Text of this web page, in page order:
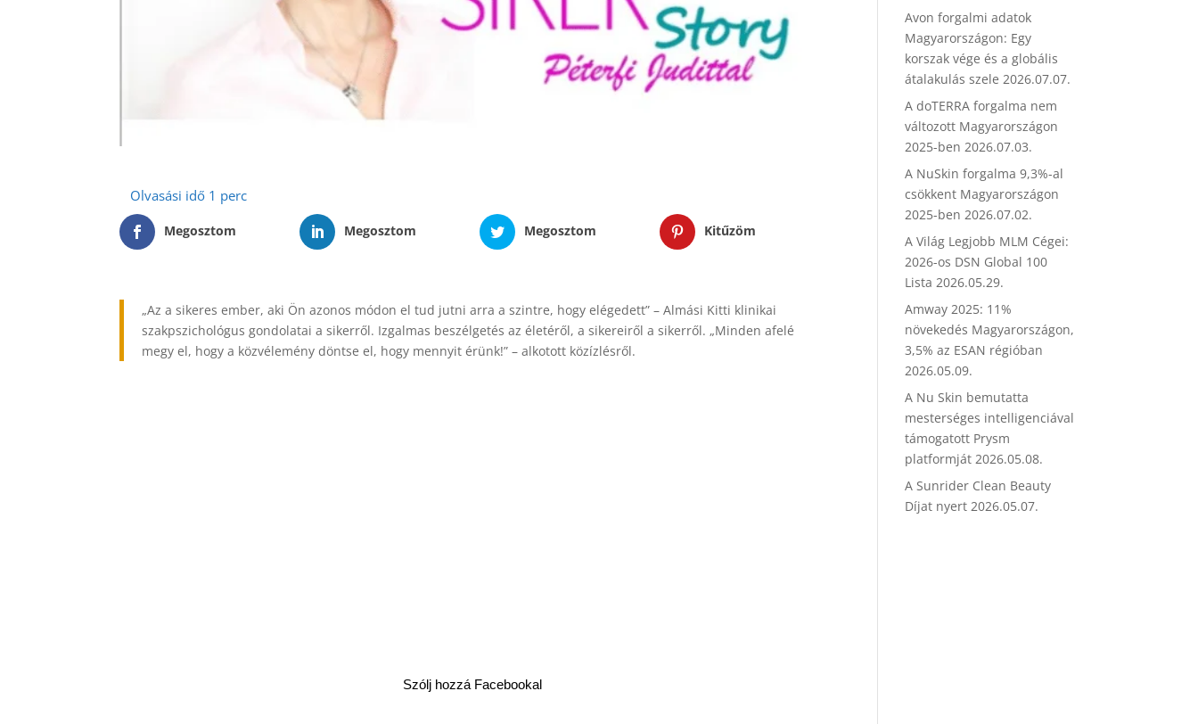
Megosztom Megosztom Megosztom Kitűzöm
„Az a sikeres ember, aki Ön azonos módon el tud jutni arra a szintre, hogy elégedett” – Almási Kitti klinikai
szakpszichológus gondolatai a sikerről. Izgalmas beszélgetés az életéről, a sikereiről a sikerről. „Minden afelé
megy el, hogy a közvélemény döntse el, hogy mennyit érünk!” – alkotott közízlésről.
Szólj hozzá Facebookal
Avon forgalmi adatok
Magyarországon: Egy
korszak vége és a globális
átalakulás szele 2026.07.07.
A doTERRA forgalma nem
változott Magyarországon
2025-ben 2026.07.03.
A NuSkin forgalma 9,3%-al
csökkent Magyarországon
2025-ben 2026.07.02.
A Világ Legjobb MLM Cégei:
2026-os DSN Global 100
Lista 2026.05.29.
Amway 2025: 11%
növekedés Magyarországon,
3,5% az ESAN régióban
2026.05.09.
A Nu Skin bemutatta
mesterséges intelligenciával
támogatott Prysm
platformját 2026.05.08.
A Sunrider Clean Beauty
Díjat nyert 2026.05.07.